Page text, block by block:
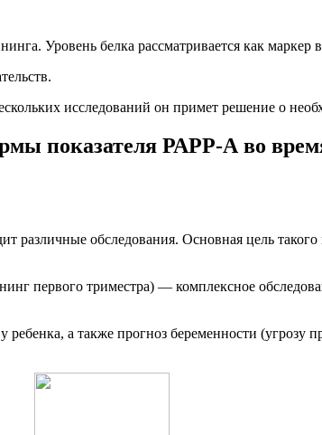
Уровень белка рассматривается как
исследований он примет решение о
показателя РАРР-А во
различные обследования. Основная цель
первого триместра) — комплексное
а также прогноз беременности (угрозу